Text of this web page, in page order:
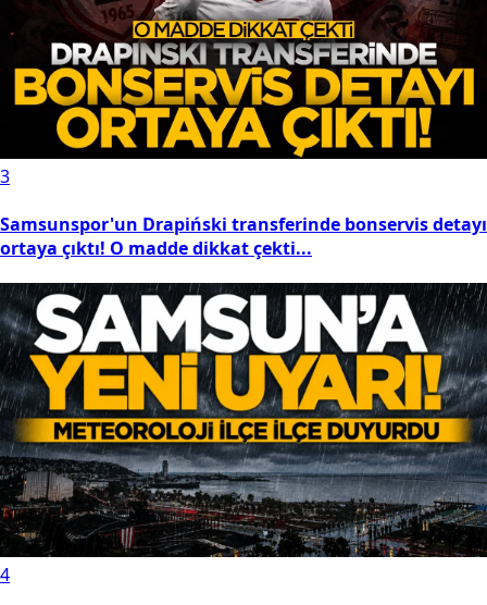
3
Samsunspor'un Drapiński transferinde bonservis detayı
ortaya çıktı! O madde dikkat çekti...
4